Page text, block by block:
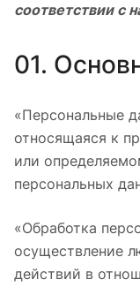
соответствии с
01.
«Персональные
относящаяся к
или
персональных
«Обработка
осуществление
действий в